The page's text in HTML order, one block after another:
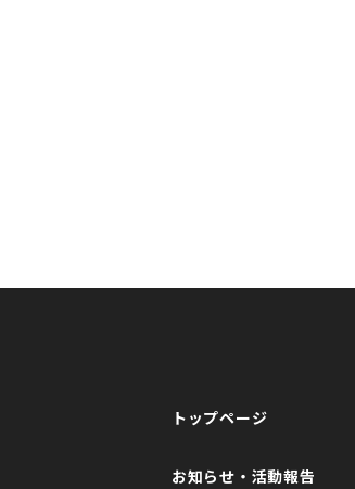
トップページ
お知らせ・活動報告